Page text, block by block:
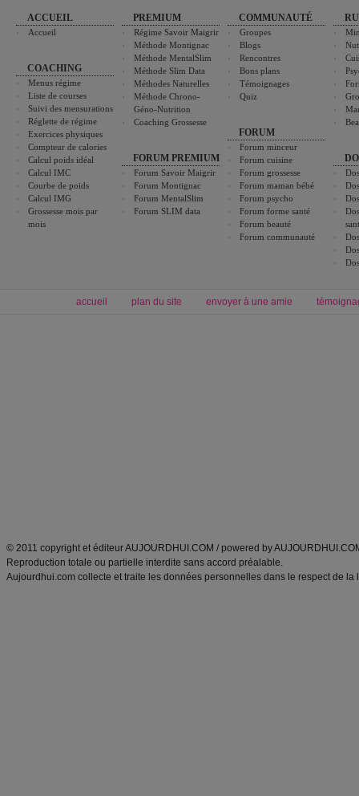
ACCUEIL
Accueil
COACHING
Menus régime
Liste de courses
Suivi des mensurations
Réglette de régime
Exercices physiques
Compteur de calories
Calcul poids idéal
Calcul IMC
Courbe de poids
Calcul IMG
Grossesse mois par
mois
PREMIUM
Régime Savoir Maigrir
Méthode Montignac
Méthode MentalSlim
Méthode Slim Data
Méthodes Naturelles
Méthode Chrono-
Géno-Nutrition
Coaching Grossesse
FORUM PREMIUM
Forum Savoir Maigrir
Forum Montignac
Forum MentalSlim
Forum SLIM data
COMMUNAUTÉ
Groupes
Blogs
Rencontres
Bons plans
Témoignages
Quiz
FORUM
Forum minceur
Forum cuisine
Forum grossesse
Forum maman bébé
Forum psycho
Forum forme santé
Forum beauté
Forum communauté
accueil plan du site envoyer à une amie
© 2011 copyright et éditeur AUJOURDHUI.COM / powered by
Reproduction totale ou partielle interdite sans accord préalable.
Aujourdhui.com collecte et traite les données personnelles dans le respect de